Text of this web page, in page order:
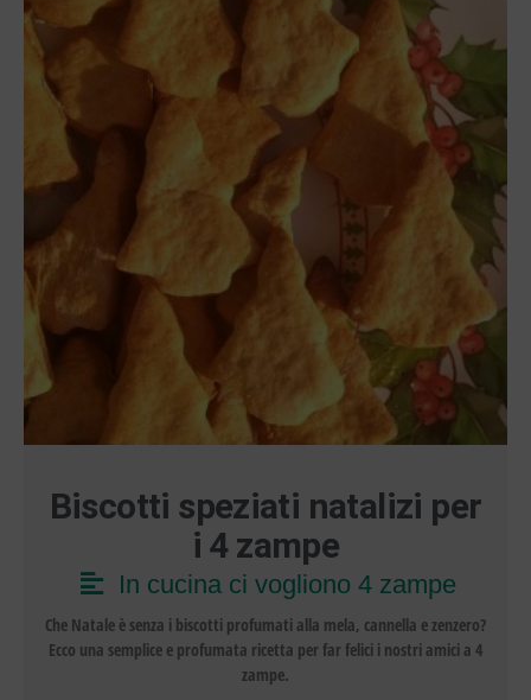
Biscotti speziati natalizi per
i 4 zampe
In cucina ci vogliono 4 zampe
Che Natale è senza i biscotti profumati alla mela, cannella e zenzero?
Ecco una semplice e profumata ricetta per far felici i nostri amici a 4
zampe.